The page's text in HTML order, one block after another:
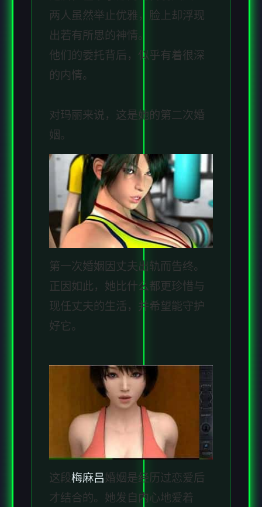
两人虽然举止优雅，脸上却浮现
出若有所思的神情。
他们的委托背后，似乎有着很深
的内情。
对玛丽来说，这是她的第二次婚
姻。
第一次婚姻因丈夫出轨而告终。
正因如此，她比什么都更珍惜与
现任丈夫的生活，并希望能守护
好它。
这段梅麻吕婚姻是经历过恋爱后
才结合的。她发自内心地爱着